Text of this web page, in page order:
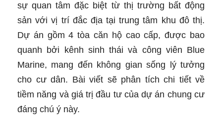
sự quan tâm đặc biệt từ thị trường bất động
sản với vị trí đắc địa tại trung tâm khu đô thị.
Dự án gồm 4 tòa căn hộ cao cấp, được bao
quanh bởi kênh sinh thái và công viên Blue
Marine, mang đến không gian sống lý tưởng
cho cư dân. Bài viết sẽ phân tích chi tiết về
tiềm năng và giá trị đầu tư của dự án chung cư
đáng chú ý này.